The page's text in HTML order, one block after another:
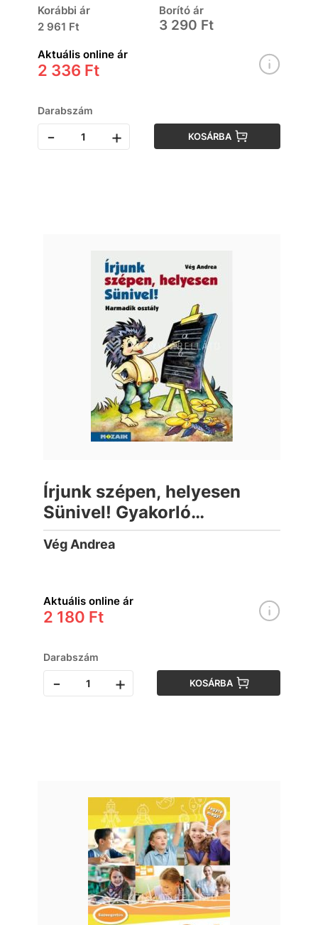
megy!
Korábbi ár
2 961 Ft
Borító ár
3 290 Ft
Aktuális online ár
2 336 Ft
Darabszám
- + KOSÁRBA
Írjunk szépen, helyesen
Sünivel! Gyakorló
munkafüzet 3.o.
Vég Andrea
Aktuális online ár
2 180 Ft
Darabszám
- + KOSÁRBA